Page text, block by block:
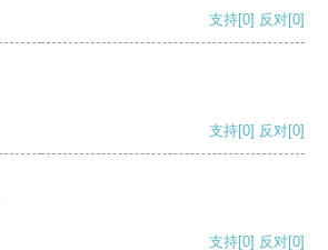
支持[0] 反对[0]
支持[0] 反对[0]
支持[0] 反对[0]